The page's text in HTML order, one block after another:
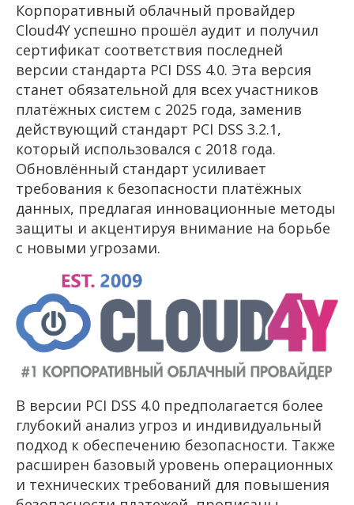
Корпоративный облачный провайдер
Cloud4Y успешно прошёл аудит и получил
сертификат соответствия последней
версии стандарта PCI DSS 4.0. Эта версия
станет обязательной для всех участников
платёжных систем с 2025 года, заменив
действующий стандарт PCI DSS 3.2.1,
который использовался с 2018 года.
Обновлённый стандарт усиливает
требования к безопасности платёжных
данных, предлагая инновационные методы
защиты и акцентируя внимание на борьбе
с новыми угрозами.
В версии PCI DSS 4.0 предполагается более
глубокий анализ угроз и индивидуальный
подход к обеспечению безопасности. Также
расширен базовый уровень операционных
и технических требований для повышения